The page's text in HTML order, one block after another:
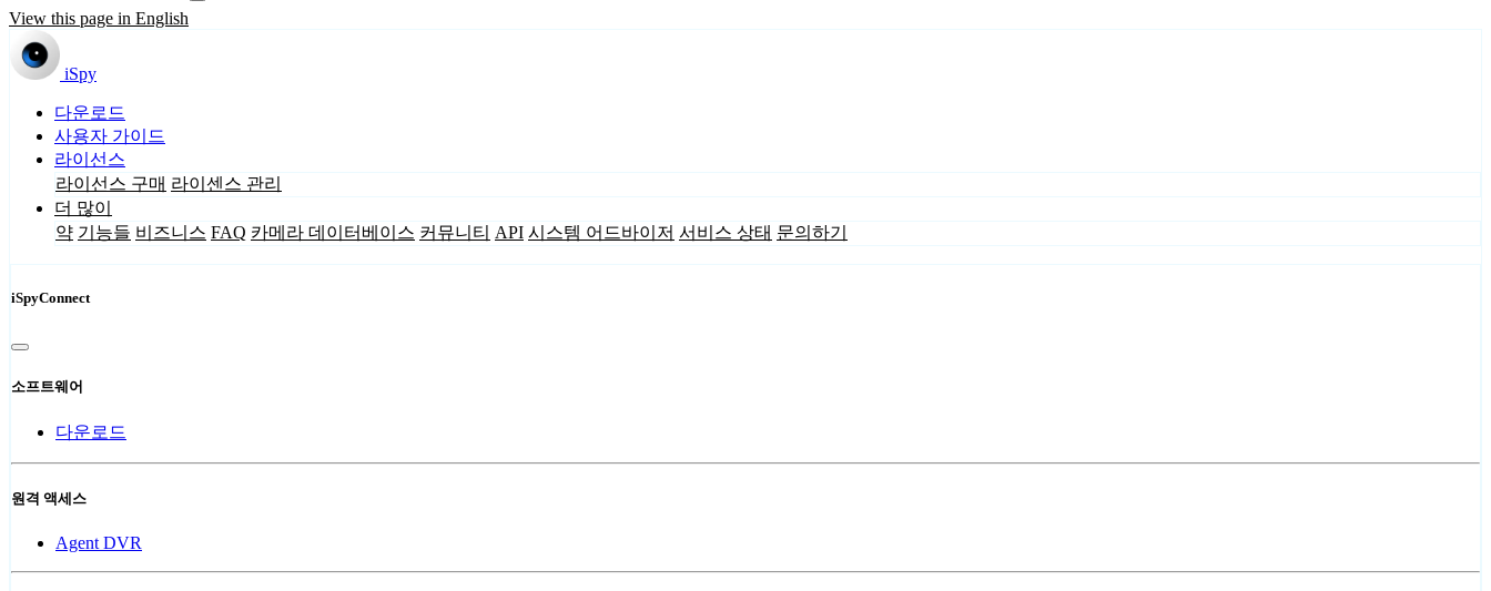
View this page in English
iSpy
다운로드
사용자 가이드
라이선스
라이선스 구매 라이센스 관리
더 많이
약 기능들 비즈니스 FAQ 카메라 데이터베이스 커뮤니티 API 시스템 어드바이저 서비스 상태 문의하기
iSpyConnect
소프트웨어
다운로드
원격 액세스
Agent DVR